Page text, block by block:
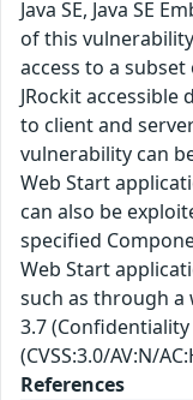
Java SE, Java SE
of this
access to a subset
JRockit
to client and
vulnerability can
Web Start
can also be
specified
Web Start
such as through a
3.7 (Confidentiality
(CVSS:3.0/AV:N/
References